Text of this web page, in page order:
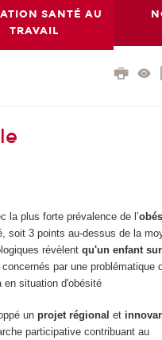
SANTÉ AU
TRAVAIL
la plus forte prévalence de l’
soit 3 points au-dessus de la
révèlentqu'un enfant sur
par une problématique
en situation d'obésité
unprojet régionalet
participative contribuant au